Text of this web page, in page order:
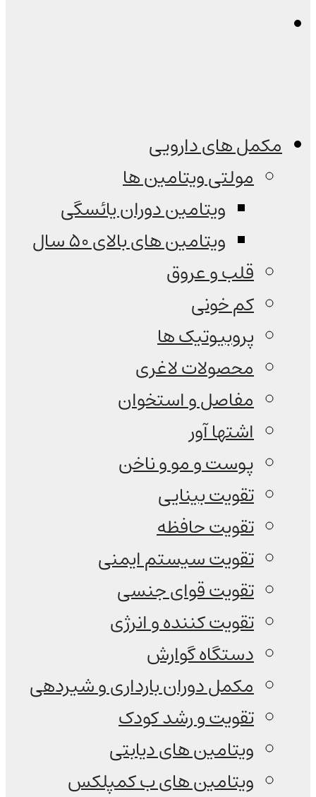
مکمل های دارویی
مولتی ویتامین ها
ویتامین دوران یائسگی
ویتامین های بالای 50 سال
قلب و عروق
کم خونی
پروبیوتیک ها
محصولات لاغری
مفاصل و استخوان
اشتها آور
پوست و مو و ناخن
تقویت بینایی
تقویت حافظه
تقویت سیستم ایمنی
تقویت قوای جنسی
تقویت کننده و انرژی
دستگاه گوارش
مکمل دوران بارداری و شیردهی
تقویت و رشد کودک
ویتامین های دیابتی
ویتامین های ب کمپلکس